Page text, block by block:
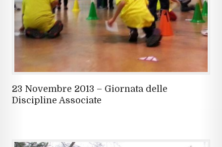
23 Novembre 2013 – Giornata delle
Discipline Associate